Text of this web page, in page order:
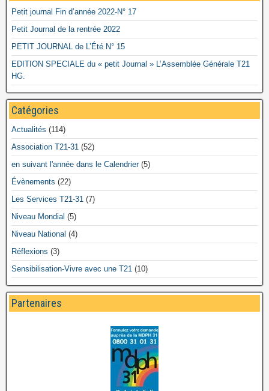
Petit journal Fin d’année 2022-N° 17
Petit Journal de la rentrée 2022
PETIT JOURNAL de L’Été N° 15
EDITION SPECIALE du « petit Journal » L’Assemblée Générale T21
HG.
Catégories
Actualités (114)
Association T21-31 (52)
en suivant l'année dans le Calendrier(5)
Évènements (22)
Les Services T21-31 (7)
Niveau Mondial (5)
Niveau National (4)
Réflexions (3)
Sensibilisation-Vivre avec une T21 (10)
Partenaires